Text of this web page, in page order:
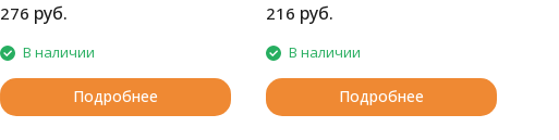
276 руб.
В наличии
Подробнее
216 руб.
В наличии
Подробнее